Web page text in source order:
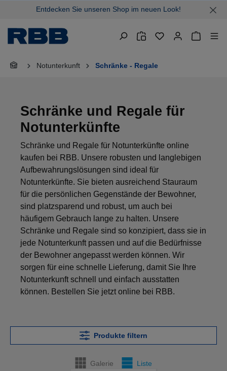
springenEntdecken Sie unseren Shop im neuen Look!
Notunterkunft Schränke - Regale
Schränke und Regale für
Notunterkünfte
Schränke und Regale für Notunterkünfte online
kaufen bei RBB. Unsere robusten und langlebigen
Aufbewahrungslösungen sind ideal für
Notunterkünfte. Sie bieten ausreichend Stauraum
für die persönlichen Gegenstände der Bewohner,
sind platzsparend und robust, um auch bei
häufigem Gebrauch lange zu halten. Unsere
Schränke und Regale sind so konzipiert, dass sie in
jede Notunterkunft passen und auf die Bedürfnisse
der Bewohner angepasst werden können. Wir
sorgen für eine schnelle Lieferung, damit Sie Ihre
Notunterkunft schnell und einfach ausstatten
können. Bestellen Sie jetzt online bei RBB.
Produkte filtern
Galerie Liste